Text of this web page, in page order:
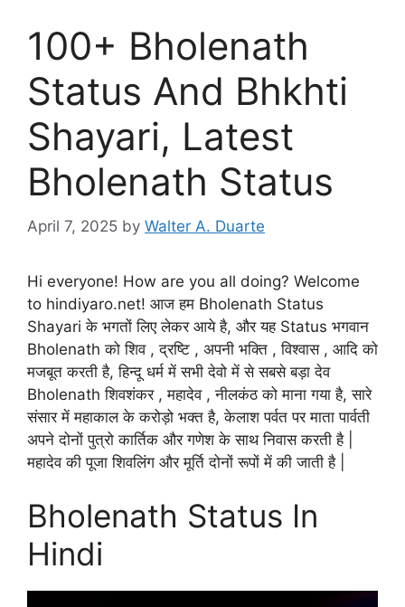
100+ Bholenath
Status And Bhkhti
Shayari, Latest
Bholenath Status
April 7, 2025 by Walter A. Duarte
Hi everyone! How are you all doing? Welcome
to hindiyaro.net! आज हम Bholenath Status
Shayari के भगतों लिए लेकर आये है, और यह Status भगवान
Bholenath को शिव , द्रष्टि , अपनी भक्ति , विश्वास , आदि को
मजबूत करती है, हिन्दू धर्म में सभी देवो में से सबसे बड़ा देव
Bholenath शिवशंकर , महादेव , नीलकंठ को माना गया है, सारे
संसार में महाकाल के करोड़ो भक्त है, केलाश पर्वत पर माता पार्वती
अपने दोनों पुत्रो कार्तिक और गणेश के साथ निवास करती है |
महादेव की पूजा शिवलिंग और मूर्ति दोनों रूपों में की जाती है |
Bholenath Status In
Hindi